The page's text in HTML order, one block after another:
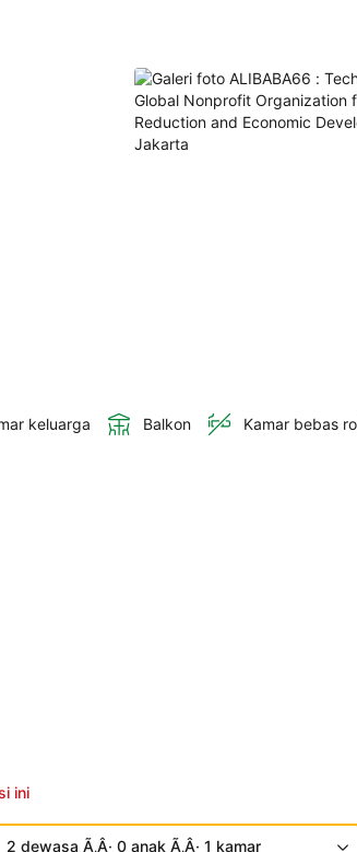
keluarga Balkon Kamar bebas
ini
2 dewasa Ã‚Â· 0 anak Ã‚Â· 1 kamar